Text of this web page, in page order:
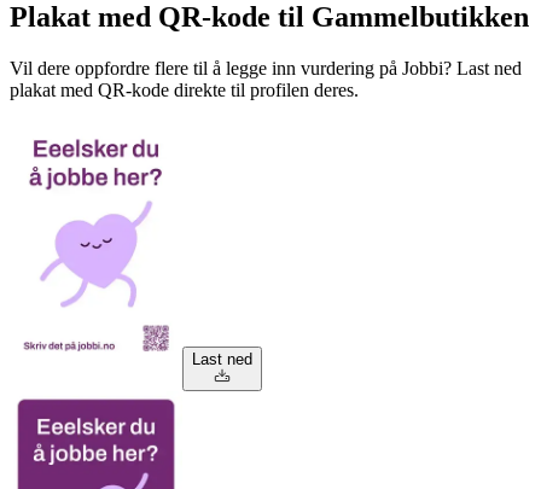
Plakat med QR-kode til Gammelbutikken
Vil dere oppfordre flere til å legge inn vurdering på Jobbi? Last ned
plakat med QR-kode direkte til profilen deres.
Last ned